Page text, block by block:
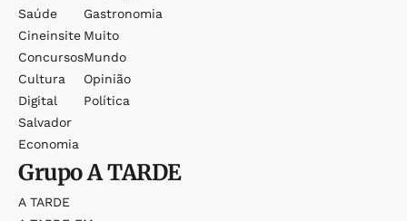
Saúde
Cineinsite
Concursos
Cultura
Digital
Salvador
Economia
Gastronomia
Muito
Mundo
Opinião
Política
GrupoA TARDE
A TARDE